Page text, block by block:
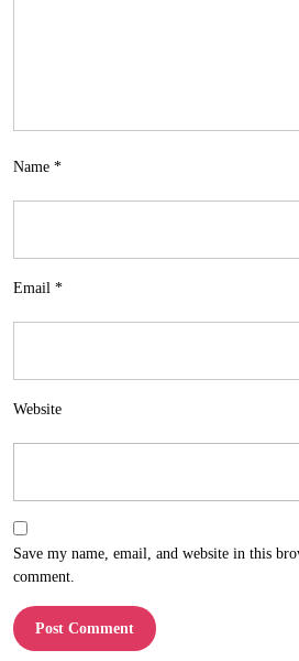
Name *
Email *
Website
Save my name, email, and website in this
comment.